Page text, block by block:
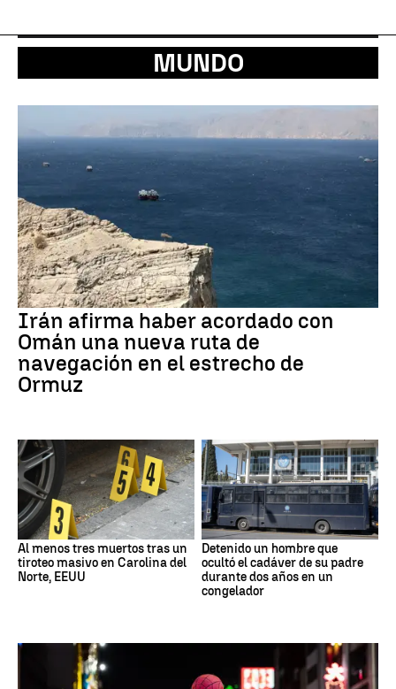
MUNDO
Irán afirma haber acordado con
Omán una nueva ruta de
navegación en el estrecho de
Ormuz
Al menos tres muertos tras un
tiroteo masivo en Carolina del
Norte, EEUU
Detenido un hombre que
ocultó el cadáver de su padre
durante dos años en un
congelador